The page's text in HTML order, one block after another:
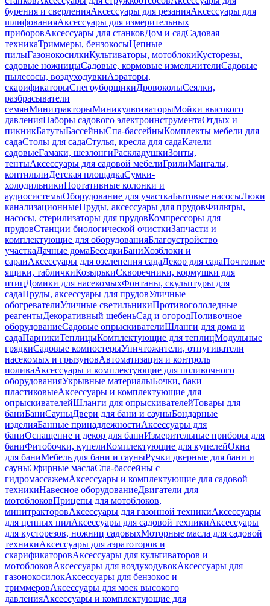
бурения и сверленияАксессуары для резанияАксессуары для
шлифованияАксессуары для измерительных
приборовАксессуары для станковДом и садСадовая
техникаТриммеры, бензокосыЦепные
пилыГазонокосилкиКультиваторы, мотоблокиКусторезы,
садовые ножницыСадовые, кормовые измельчителиСадовые
пылесосы, воздуходувкиАэраторы,
скарификаторыСнегоуборщикиДровоколыСеялки,
разбрасыватели
семянМинитракторыМиникультиваторыМойки высокого
давленияНаборы садового электроинструментаОтдых и
пикникБатутыБассейныСпа-бассейныКомплекты мебели для
садаСтолы для садаСтулья, кресла для садаКачели
садовыеГамаки, шезлонгиРаскладушкиЗонты,
тентыАксессуары для садовой мебелиГрилиМангалы,
коптильниДетская площадкаСумки-
холодильникиПортативные колонки и
аудиосистемыОборудование для участкаБытовые насосыЛюки
канализационныеПруды, аксессуары для прудовФильтры,
насосы, стерилизаторы для прудовКомпрессоры для
прудовСтанции биологической очисткиЗапчасти и
комплектующие для оборудованияБлагоустройство
участкаДачные домаБеседкиБаниХозблоки и
сараиАксессуары для озеленения садаДекор для садаПочтовые
ящики, табличкиКозырькиСкворечники, кормушки для
птицДомики для насекомыхФонтаны, скульптуры для
садаПруды, аксессуары для прудовУличные
обогревателиУличные светильникиПротивогололедные
реагентыДекоративный щебеньСад и огородПоливочное
оборудованиеСадовые опрыскивателиШланги для дома и
садаПарникиТеплицыКомплектующие для теплицМодульные
грядкиСадовые компостерыУничтожители, отпугиватели
насекомых и грызуновАвтоматизация и контроль
поливаАксессуары и комплектующие для поливочного
оборудованияУкрывные материалыБочки, баки
пластиковыеАксессуары и комплектующие для
опрыскивателейШланги для опрыскивателейТовары для
баниБаниСауныДвери для бани и сауныБондарные
изделияБанные принадлежностиАксессуары для
баниОснащение и декор для баниИзмерительные приборы для
баниФитобочки, купелиКомплектующие для купелейОкна
для баниМебель для бани и сауныРучки дверные для бани и
сауныЭфирные маслаСпа-бассейны с
гидромассажемАксессуары и комплектующие для садовой
техникиНавесное оборудованиеДвигатели для
мотоблоковПрицепы для мотоблоков,
минитракторовАксессуары для газонной техникиАксессуары
для цепных пилАксессуары для садовой техникиАксессуары
для кусторезов, ножниц садовыхМоторные масла для садовой
техникиАксессуары для аэратоторов и
скарификаторовАксессуары для культиваторов и
мотоблоковАксессуары для воздуходувокАксессуары для
газонокосилокАксессуары для бензокос и
триммеровАксессуары для моек высокого
давленияАксессуары и комплектующие для